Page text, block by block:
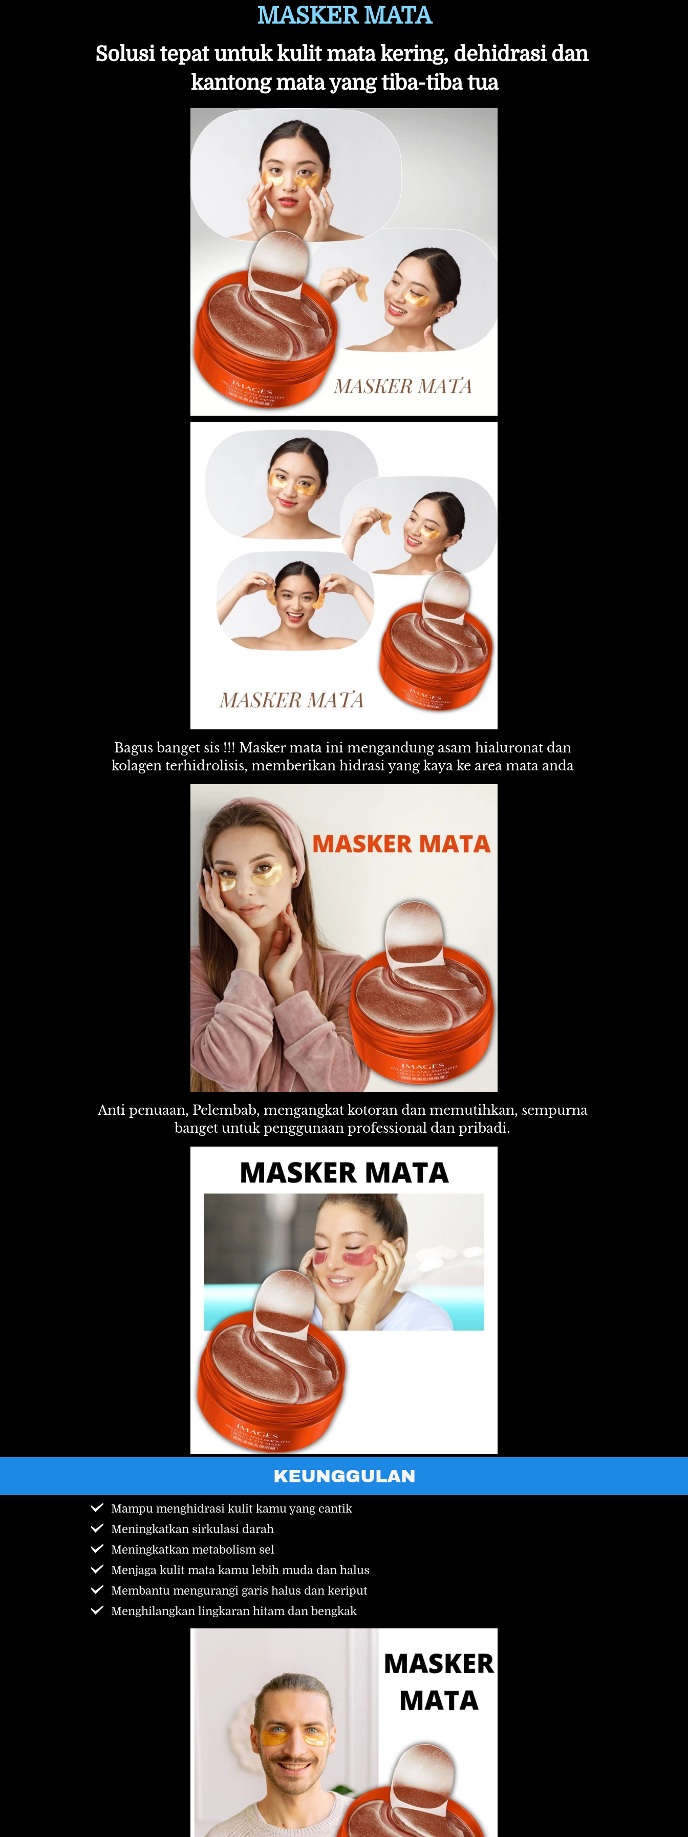
MASKER MATA
Solusi tepat untuk kulit mata kering, dehidrasi dan
kantong mata yang tiba-tiba tua
Bagus banget sis !!! Masker mata ini mengandung asam hialuronat dan
kolagen terhidrolisis, memberikan hidrasi yang kaya ke area mata anda
Anti penuaan, Pelembab, mengangkat kotoran dan memutihkan, sempurna
banget untuk penggunaan professional dan pribadi.
KEUNGGULAN
Mampu menghidrasi kulit kamu yang cantik
Meningkatkan sirkulasi darah
Meningkatkan metabolism sel
Menjaga kulit mata kamu lebih muda dan halus
Membantu mengurangi garis halus dan keriput
Menghilangkan lingkaran hitam dan bengkak